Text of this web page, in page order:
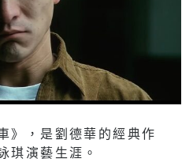
》，是劉德華的經典作
琪演藝生涯。